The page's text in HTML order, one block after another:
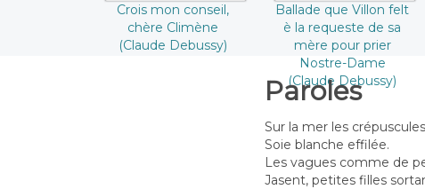
Crois mon conseil,
chère Climène
(Claude Debussy)
Ballade que Villon felt
è la requeste de sa
mère pour prier
Nostre-Dame
(Claude Debussy)
Paroles
Sur la mer les
Soie blanche effilée.
Les vagues comme de
Jasent, petites filles